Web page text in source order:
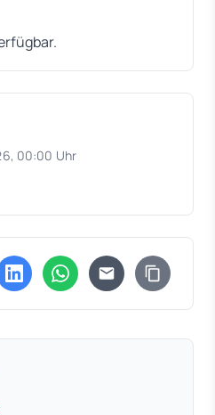
00:00 Uhr
Tab)
in neuem Tab)
(öffnet in neuem Tab)
(öffnet in neuem Tab)